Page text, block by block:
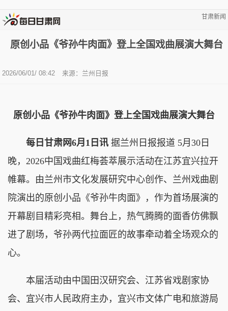
甘肃新闻
原创小品《爷孙牛肉面》登上全国戏曲展演大舞台
2026/06/01/ 08:42 来源：兰州日报
原创小品《爷孙牛肉面》登上全国戏曲展演大舞台
每日甘肃网6月1日讯 据兰州日报报道 5月30日
晚，2026中国戏曲红梅荟萃展示活动在江苏宜兴拉开
帷幕。由兰州市文化发展研究中心创作、兰州戏曲剧
院演出的原创小品《爷孙牛肉面》，作为首场展演的
开幕剧目精彩亮相。舞台上，热气腾腾的面香仿佛飘
进了剧场，爷孙两代拉面匠的故事牵动着全场观众的
心。
本届活动由中国田汉研究会、江苏省戏剧家协
会、宜兴市人民政府主办，宜兴市文体广电和旅游局